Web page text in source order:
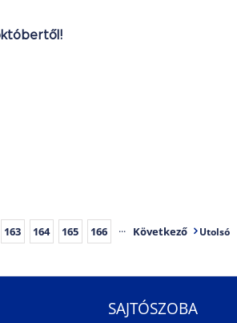
163 164 165 166 ··· Következő Utolsó
SAJTÓSZOBA